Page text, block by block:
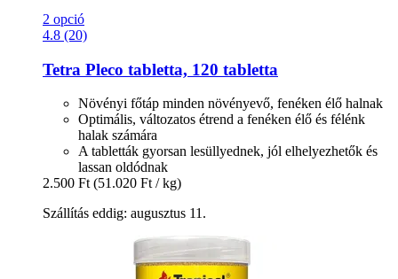
2 opció
4.8 (20)
Tetra Pleco tabletta, 120 tabletta
Növényi főtáp minden növényevő, fenéken élő halnak
Optimális, változatos étrend a fenéken élő és félénk
halak számára
A tabletták gyorsan lesüllyednek, jól elhelyezhetők és
lassan oldódnak
2.500 Ft (51.020 Ft / kg)
Szállítás eddig: augusztus 11.